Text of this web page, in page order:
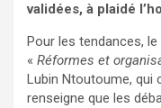
validées, à plaidé
Pour les tendances,
« Réformes et
Lubin Ntoutoume, qui
renseigne que les